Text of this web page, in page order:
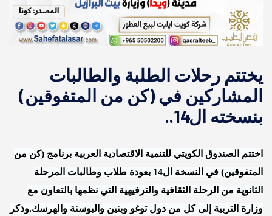
يختتم رحلات الطلبة والطالبات
المشاركين في (كن من المتفوقين)
بنسخته ال14..
اختتم الصندوق الكويتي للتنمية الاقتصادية العربية برنامج (كن من
المتفوقين) في النسخة ال14 بعودة طلاب وطالبات المرحلة
الثانوية من الرحلة الثقافية والترفيهية التي نظمها بالتعاون مع
وزارة التربية إلى كل من دول توغو وبنين والبوسنة والهرسك.وذكر